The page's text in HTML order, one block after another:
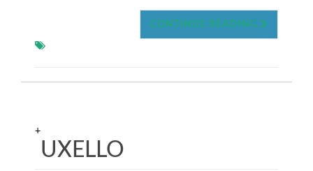
CONTINUE READING
+
UXELLO